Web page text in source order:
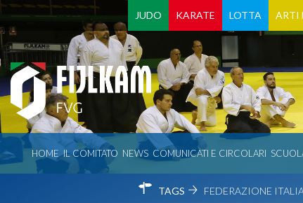
JUDO KARATE LOTTA ARTI
HOME IL COMITATO NEWS COMUNICATI E CIRCOLARI
TAGS FEDERAZIONE